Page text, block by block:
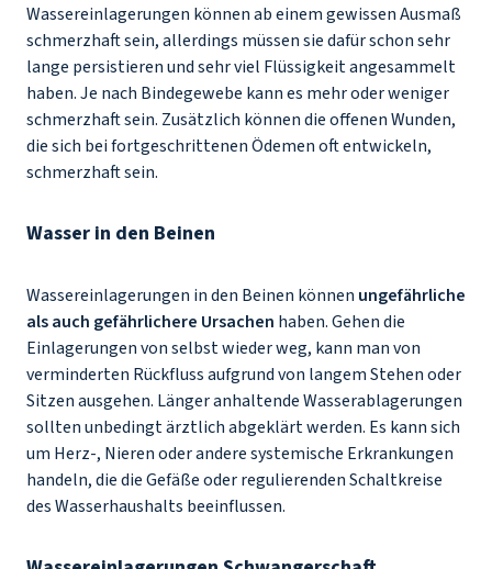
Wassereinlagerungen können ab einem gewissen Ausmaß
schmerzhaft sein, allerdings müssen sie dafür schon sehr
lange persistieren und sehr viel Flüssigkeit angesammelt
haben. Je nach Bindegewebe kann es mehr oder weniger
schmerzhaft sein. Zusätzlich können die offenen Wunden,
die sich bei fortgeschrittenen Ödemen oft entwickeln,
schmerzhaft sein.
Wasser in den Beinen
Wassereinlagerungen in den Beinen können ungefährliche
als auch gefährlichere Ursachen haben. Gehen die
Einlagerungen von selbst wieder weg, kann man von
verminderten Rückfluss aufgrund von langem Stehen oder
Sitzen ausgehen. Länger anhaltende Wasserablagerungen
sollten unbedingt ärztlich abgeklärt werden. Es kann sich
um Herz-, Nieren oder andere systemische Erkrankungen
handeln, die die Gefäße oder regulierenden Schaltkreise
des Wasserhaushalts beeinflussen.